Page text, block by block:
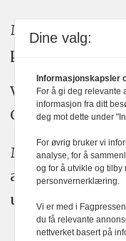
Medier24
plakatens
Vi bruker KI-
Claude, og
Medier24s
ansvar for
uten bruk av
Dine valg:
Informasjonskapsler
For å gi deg relevante
informasjon fra ditt
deg mot dette under
For øvrig bruker vi
analyse, for å
og for å utvikle og
personvernerklæring.
Vi er med i
du få relevante
nettverket basert på